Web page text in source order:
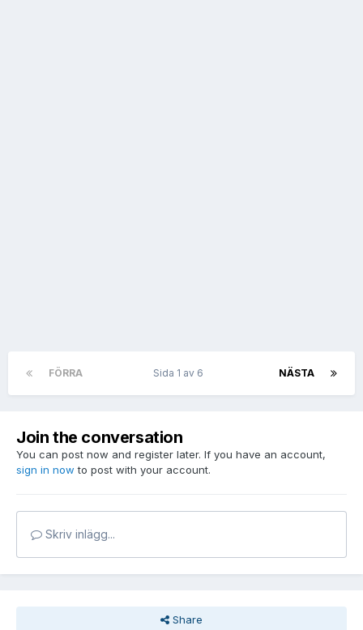
FÖRRA NÄSTA
Sida 1 av 6
Join the conversation
You can post now and register later. If you have an account,
sign in now to post with your account.
Skriv inlägg...
Share